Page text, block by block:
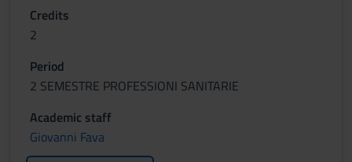
Credits
2
Period
2 SEMESTRE PROFESSIONI SANITARIE
Academic staff
Giovanni Fava